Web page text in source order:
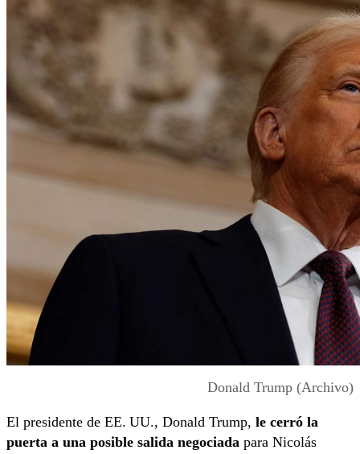
Donald Trump (Archivo)
El presidente de EE. UU., Donald Trump, le cerró la
puerta a una posible salida negociada para Nicolás